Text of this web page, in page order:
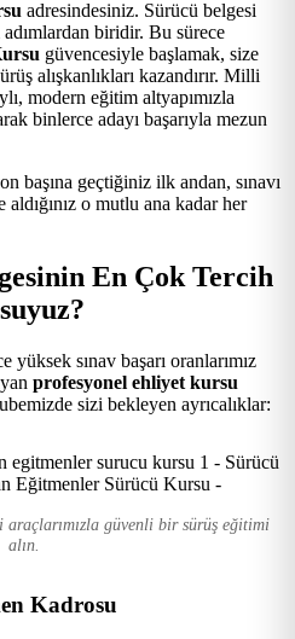
adresindesiniz. Sürücü belgesi
biridir. Bu sürece
güvencesiyle başlamak, size
alışkanlıkları kazandırır. Milli
modern eğitim altyapımızla
binlerce adayı başarıyla mezun
başına geçtiğiniz ilk andan, sınavı
o mutlu ana kadar her
En Çok Tercih
sınav başarı oranlarımız
profesyonel ehliyet kursu
sizi bekleyen ayrıcalıklar:
güvenli bir sürüş eğitimi
alın.
Kadrosu